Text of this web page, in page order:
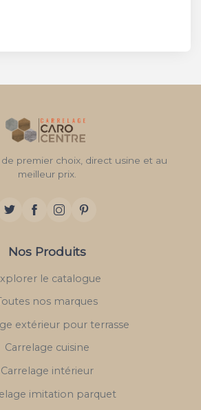
premier choix, direct usine et au
meilleur prix.
Nos Produits
le catalogue
nos marques
extérieur pour terrasse
Carrelage cuisine
Carrelage intérieur
imitation parquet